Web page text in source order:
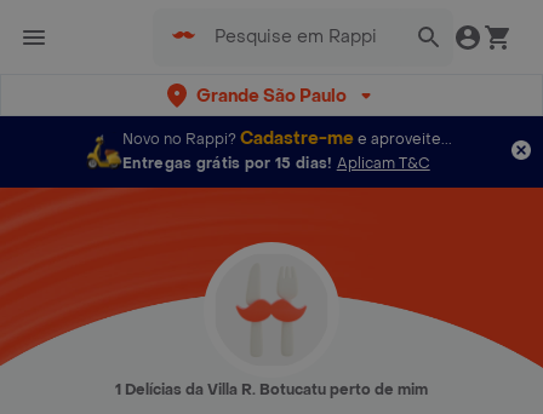
Grande São Paulo
Novo no Rappi? Cadastre-mee aproveite...
Entregas grátis por 15 dias! Aplicam T&C
1 Delícias da Villa R. Botucatu perto de mim